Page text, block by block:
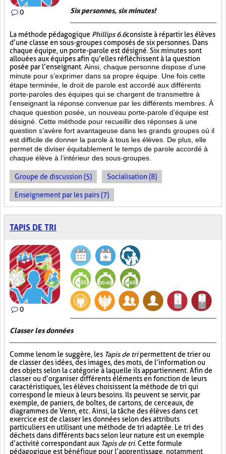
0 Six personnes, six minutes!
La méthode pédagogique Phillips 6.6consiste à répartir les élèves
d’une classe en sous-groupes composés de six personnes. Dans
chaque équipe, un porte-parole est désigné. Six minutes sont
allouées aux équipes afin qu’elles réfléchissent à la question
posée par l’enseignant. Ainsi, chaque personne dispose d’une
minute pour s’exprimer dans sa propre équipe. Une fois cette
étape terminée, le droit de parole est accordé aux différents
porte-paroles des équipes qui se chargent de transmettre à
l’enseignant la réponse convenue par les différents membres. À
chaque question posée, un nouveau porte-parole d’équipe est
désigné. Cette méthode pour recueillir des réponses à une
question s’avère fort avantageuse dans les grands groupes où il
est difficile de donner la parole à tous les élèves. De plus, elle
permet de diviser équitablement le temps de parole accordé à
chaque élève à l’intérieur des sous-groupes.
Groupe de discussion (5) Socialisation (8)
Enseignement par les pairs (7)
TAPIS DE TRI
0
Classer les données
Comme le nom le suggère, les Tapis de tripermettent de trier ou
de classer des idées, des images, des mots, de l’information ou
des objets selon la catégorie à laquelle ils appartiennent. Afin de
classer ou d’organiser différents éléments en fonction de leurs
caractéristiques, les élèves choisissent la méthode de tri qui
correspond le mieux à leurs besoins. Ils peuvent se servir, par
exemple, de paniers, de boîtes, de cartons, de cerceaux, de
diagrammes de Venn, etc. Ainsi, la tâche des élèves dans cet
exercice est de classer les données selon des attributs
particuliers en utilisant une méthode de tri adaptée. Le tri des
déchets dans différents bacs selon leur nature est un exemple
d’activité correspondant aux Tapis de tri. Cette formule
pédagogique est bénéfique pour l’apprentissage, notamment